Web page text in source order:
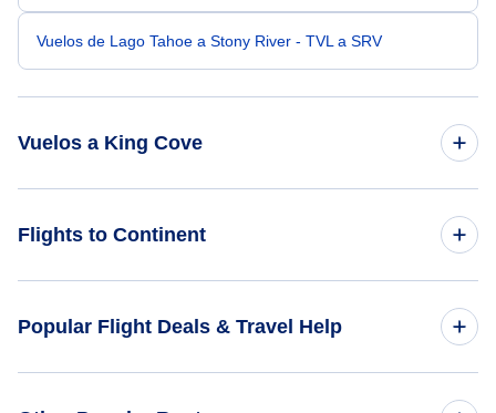
Vuelos de Lago Tahoe a Stony River - TVL a SRV
Vuelos a King Cove
Vuelos de Alamosa a King Cove - ALS a KVC
Flights to Continent
Popular Flight Deals & Travel Help